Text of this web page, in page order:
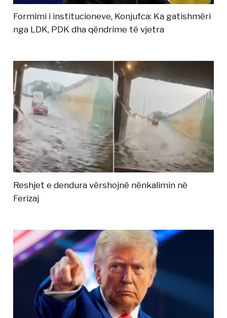
Formimi i institucioneve, Konjufca: Ka gatishmëri
nga LDK, PDK dha qëndrime të vjetra
Reshjet e dendura vërshojnë nënkalimin në
Ferizaj